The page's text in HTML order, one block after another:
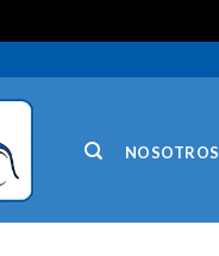
NOSOTROS